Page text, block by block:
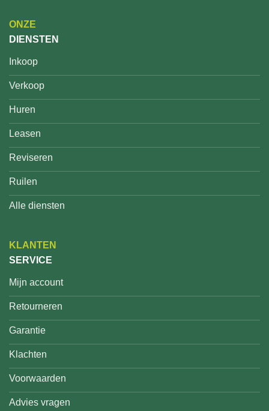
ONZE
DIENSTEN
Inkoop
Verkoop
Huren
Leasen
Reviseren
Ruilen
Alle diensten
KLANTEN
SERVICE
Mijn account
Retourneren
Garantie
Klachten
Voorwaarden
Advies vragen